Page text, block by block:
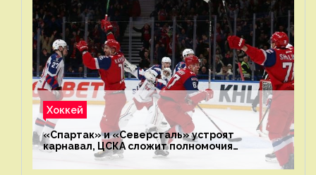
Хоккей
«Спартак» и «Северсталь» устроят
карнавал, ЦСКА сложит полномочия
чемпиона. Превью первого раунда плей-офф
на Западе